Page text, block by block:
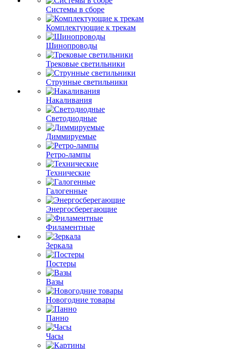
Системы в сборе
Комплектующие к трекам
Шинопроводы
Трековые светильники
Струнные светильники
Накаливания
Светодиодные
Диммируемые
Ретро-лампы
Технические
Галогенные
Энергосберегающие
Филаментные
Зеркала
Постеры
Вазы
Новогодние товары
Панно
Часы